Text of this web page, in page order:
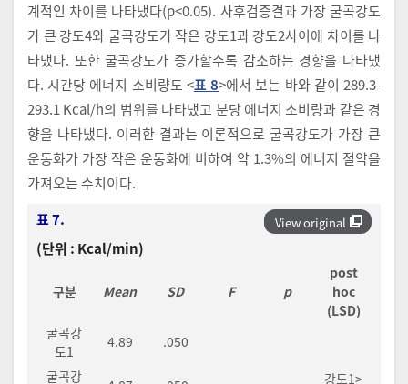
계적인 차이를 나타냈다(p<0.05). 사후검증결과 가장 굴곡강도
가 큰 강도4와 굴곡강도가 작은 강도1과 강도2사이에 차이를 나
타냈다. 또한 굴곡강도가 증가할수록 감소하는 경향을 나타냈
다. 시간당 에너지 소비량도 <표 8>에서 보는 바와 같이 289.3-
293.1 Kcal/h의 범위를 나타냈고 분당 에너지 소비량과 같은 경
향을 나타냈다. 이러한 결과는 이론적으로 굴곡강도가 가장 큰
운동화가 가장 작은 운동화에 비하여 약 1.3%의 에너지 절약을
가져오는 수치이다.
View original
표 7.
(단위 : Kcal/min)
구분 Mean SD F p
post
hoc
(LSD)
굴곡강
도1
4.89 .050
강도1>
굴곡강